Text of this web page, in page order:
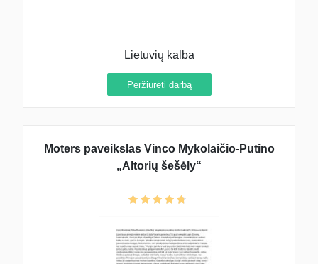
Lietuvių kalba
Peržiūrėti darbą
Moters paveikslas Vinco Mykolaičio-Putino
„Altorių šešėly“